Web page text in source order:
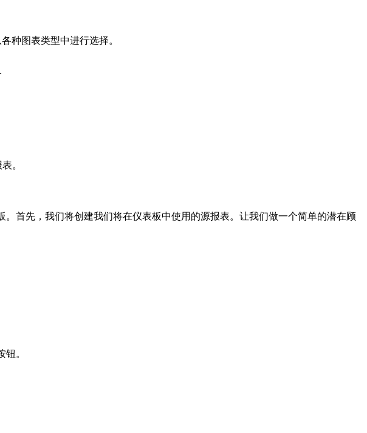
种图表类型中进行选择。
。
。首先，我们将创建我们将在仪表板中使用的源报表。让我们做一个简单的潜在顾
。